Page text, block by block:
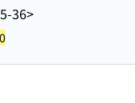
36>